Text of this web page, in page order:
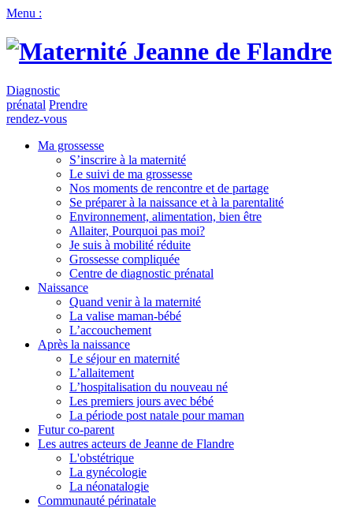
Menu :
Diagnostic
prénatal Prendre
rendez-vous
Ma grossesse
S’inscrire à la maternité
Le suivi de ma grossesse
Nos moments de rencontre et de partage
Se préparer à la naissance et à la parentalité
Environnement, alimentation, bien être
Allaiter, Pourquoi pas moi?
Je suis à mobilité réduite
Grossesse compliquée
Centre de diagnostic prénatal
Naissance
Quand venir à la maternité
La valise maman-bébé
L’accouchement
Après la naissance
Le séjour en maternité
L’allaitement
L’hospitalisation du nouveau né
Les premiers jours avec bébé
La période post natale pour maman
Futur co-parent
Les autres acteurs de Jeanne de Flandre
L'obstétrique
La gynécologie
La néonatalogie
Communauté périnatale